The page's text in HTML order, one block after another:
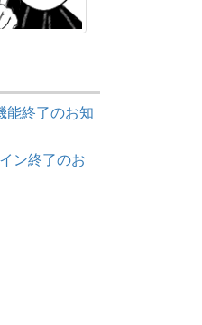
能終了のお知
ン終了のお